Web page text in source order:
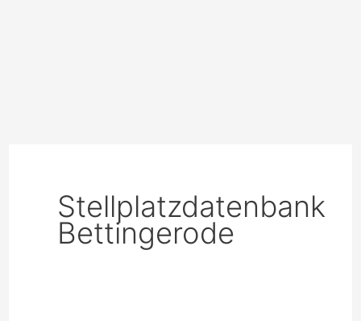
Stellplatzdatenbank
Bettingerode